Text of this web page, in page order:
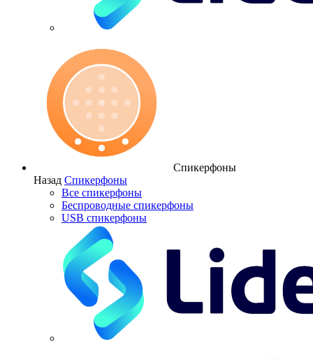
Спикерфоны
Назад Спикерфоны
Все спикерфоны
Беспроводные спикерфоны
USB спикерфоны